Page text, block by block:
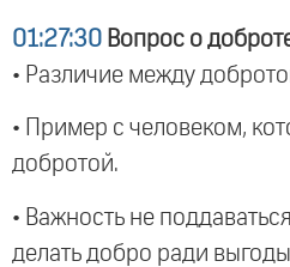
01:27:30 Вопрос о
• Различие между
• Пример с человеком,
добротой.
• Важность не
делать добро ради